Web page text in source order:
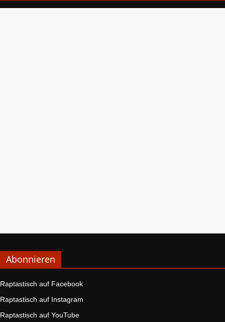
Abonnieren
Raptastisch auf Facebook
Raptastisch auf Instagram
Raptastisch auf YouTube